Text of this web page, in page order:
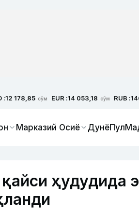
:12 178,85 сўм EUR :14 053,18 сўм RUB :
Марказий Осиё ДунёПул
ҳудудида